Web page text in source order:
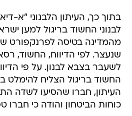
בתוך כך, העיתון הלבנוני "א-
לבנוני החשוד בריגול למען
מהמדינה בטיסה לפרנקפורט
שנעצר. לפי הדיווח, החשוד,
לשעבר בצבא לבנון. על פי
החשוד בריגול הצליח להימלט
העיתון, חברו שהסיעו לשדה
כוחות הביטחון והודה כי חברו